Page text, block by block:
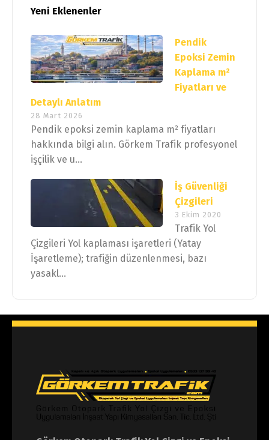
Yeni Eklenenler
Pendik
Epoksi Zemin
Kaplama m²
Fiyatları ve
Detaylı Anlatım
28 Mart 2026
Pendik epoksi zemin kaplama m² fiyatları
hakkında bilgi alın. Görkem Trafik profesyonel
işçilik ve u...
İş Güvenliği
Çizgileri
3 Ekim 2020
Trafik Yol
Çizgileri Yol kaplaması işaretleri (Yatay
İşaretleme); trafiğin düzenlenmesi, bazı
yasakl...